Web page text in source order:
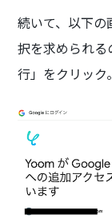
続いて、以下
択を求められ
行」をクリック。